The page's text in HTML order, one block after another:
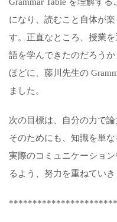
になり、 読むこと 自体が楽
す。 正直なところ、 授業
語を学んできたのだろう
ほどに、藤川 先生の
ました 。
次の目標は、 自分の力で
そのためにも、 知識を単
実際のコミュニケーション
る よう、努力 を重ねていき